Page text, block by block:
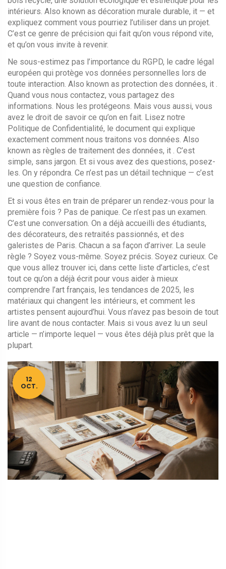
intérieurs. Also known as décoration murale durable, it — et
expliquez comment vous pourriez l’utiliser dans un projet.
C’est ce genre de précision qui fait qu’on vous répond vite,
et qu’on vous invite à revenir.
Ne sous-estimez pas l’importance du RGPD, le cadre légal
européen qui protège vos données personnelles lors de
toute interaction. Also known as protection des données, it .
Quand vous nous contactez, vous partagez des
informations. Nous les protégeons. Mais vous aussi, vous
avez le droit de savoir ce qu’on en fait. Lisez notre
Politique de Confidentialité, le document qui explique
exactement comment nous traitons vos données. Also
known as règles de traitement des données, it . C’est
simple, sans jargon. Et si vous avez des questions, posez-
les. On y répondra. Ce n’est pas un détail technique — c’est
une question de confiance.
Et si vous êtes en train de préparer un rendez-vous pour la
première fois ? Pas de panique. Ce n’est pas un examen.
C’est une conversation. On a déjà accueilli des étudiants,
des décorateurs, des retraités passionnés, et des
galeristes de Paris. Chacun a sa façon d’arriver. La seule
règle ? Soyez vous-même. Soyez précis. Soyez curieux. Ce
que vous allez trouver ici, dans cette liste d’articles, c’est
tout ce qu’on a déjà écrit pour vous aider à mieux
comprendre l’art français, les tendances de 2025, les
matériaux qui changent les intérieurs, et comment les
artistes pensent aujourd’hui. Vous n’avez pas besoin de tout
lire avant de nous contacter. Mais si vous avez lu un seul
article — n’importe lequel — vous êtes déjà plus prêt que la
plupart.
12
OCT.